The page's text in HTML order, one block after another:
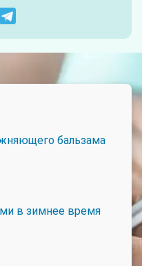
бальзама
в зимнее время